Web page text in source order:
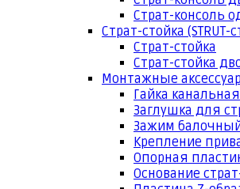
Страт-консоль
Страт-стойка (STRUT-
Страт-стойка
Страт-стойка
Монтажные
Гайка канальная
Заглушка для
Зажим
Крепление
Опорная
Основание